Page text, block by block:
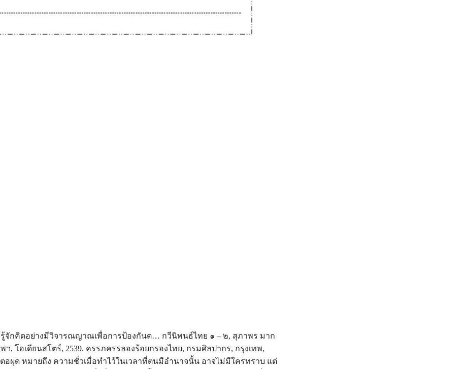
จักคิดอย่างมีวิจารณญาณเพื่อการป้องกันต… กวีนิพนธ์ไทย ๑ – ๒, สุภาพร มาก
พฯ, โอเดียนสโตร์, 2539. ครรภครรลองร้อยกรองไทย, กรมศิลปากร, กรุงเทพ,
อผุด หมายถึง ความชั่วเมื่อทำไว้ในเวลาที่ตนมีอำนาจนั้น อาจไม่มีใครทราบ แต่